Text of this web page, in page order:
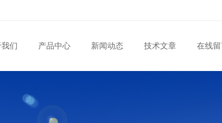
们 产品中心 新闻动态 技术文章 在线